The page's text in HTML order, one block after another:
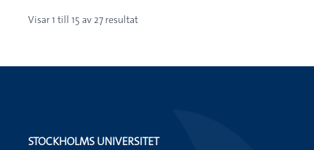
Visar1 till 15 av27 resultat
STOCKHOLMS UNIVERSITET